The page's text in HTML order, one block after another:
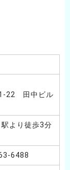
22 田中ビル
より徒歩3分
6488